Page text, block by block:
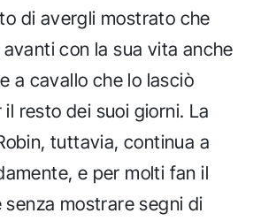
di avergli mostrato che
con la sua vita anche
a cavallo che lo lasciò
resto dei suoi giorni. La
tuttavia, continua a
e per molti fan il
mostrare segni di